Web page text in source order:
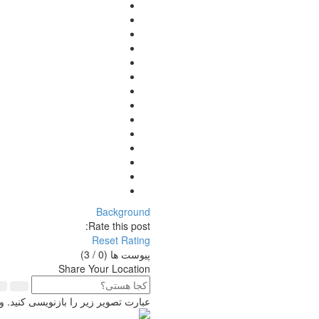
Background
Rate this post:
Reset Rating
پیوست ها (0
/ 3)
Share Your Location
عبارت تصویر زیر را بازنویسی